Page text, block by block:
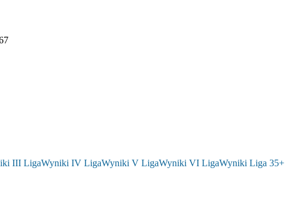
III LigaWyniki IV LigaWyniki V LigaWyniki VI LigaWyniki Liga 35+